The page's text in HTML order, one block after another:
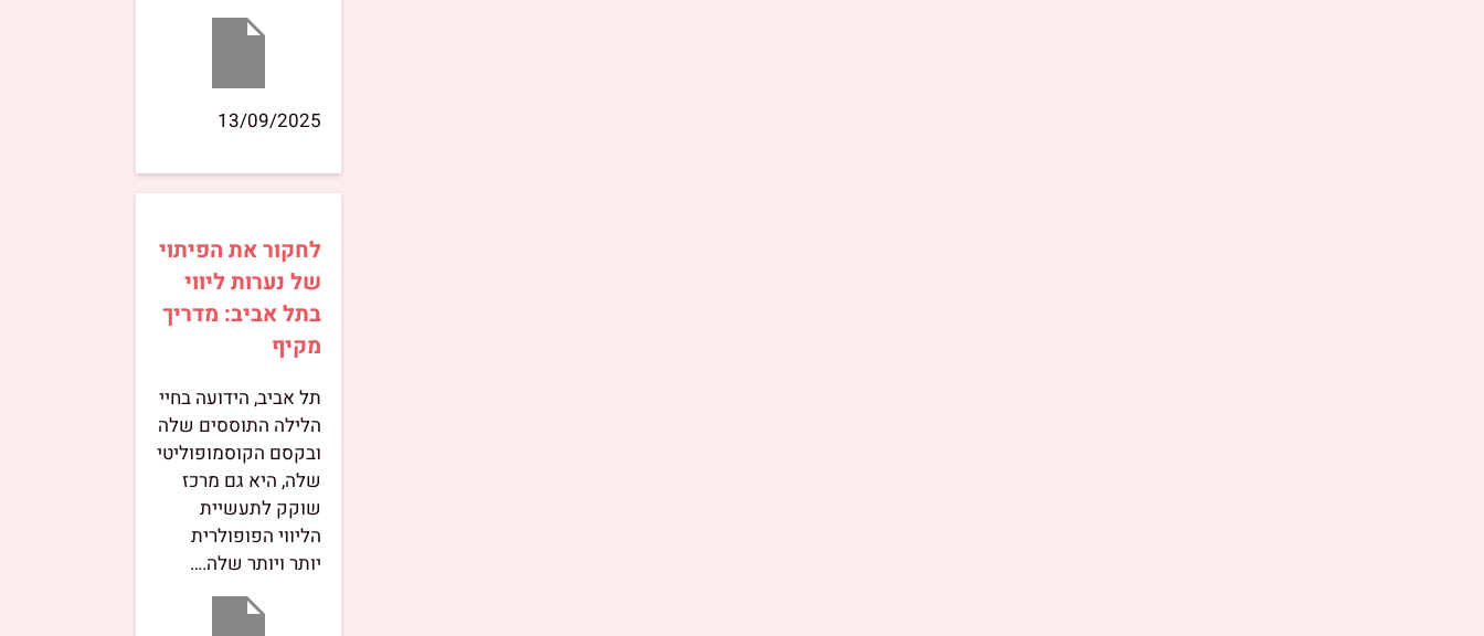
13/09/2025
לחקור את הפיתוי
של נערות ליווי
בתל אביב: מדריך
מקיף
תל אביב, הידועה בחיי
הלילה התוססים שלה
ובקסם הקוסמופוליטי
שלה, היא גם מרכז
שוקק לתעשיית
הליווי הפופולרית
יותר ויותר שלה.…